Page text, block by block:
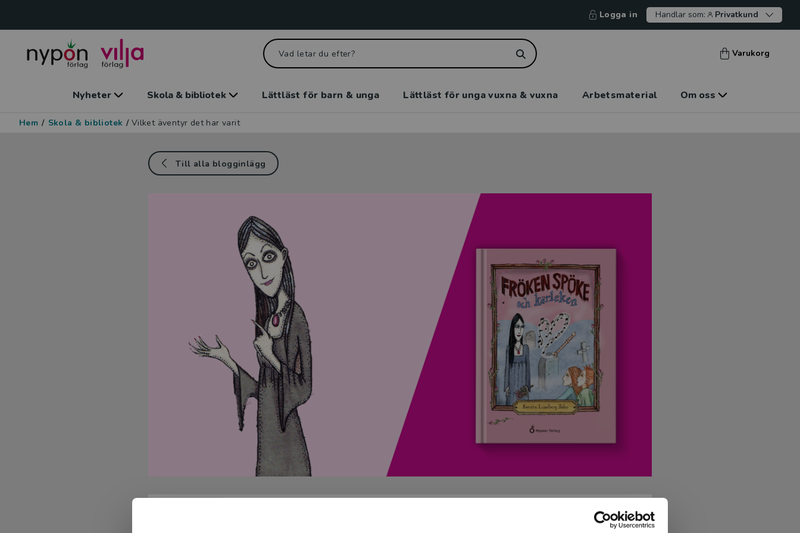
Logga in Handlar som: Privatkund
Varukorg
Nyheter Skola & bibliotek Lättläst för barn & unga Lättläst för unga vuxna & vuxna Arbetsmaterial Om oss
Hem / Skola & bibliotek / Vilket äventyr det har varit
Till alla blogginlägg